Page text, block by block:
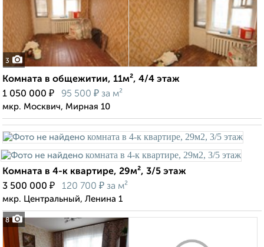
3
Комната в общежитии, 11м², 4/4 этаж
1 050 000 ₽ 95 500 ₽ за м²
мкр. Москвич, Мирная 10
8
Комната в 4-к квартире, 29м², 3/5 этаж
3 500 000 ₽ 120 700 ₽ за м²
мкр. Центральный, Ленина 1